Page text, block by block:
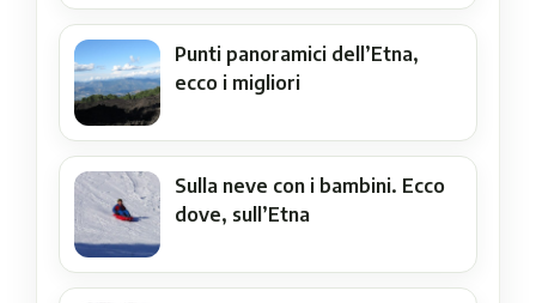
Punti panoramici dell’Etna,
ecco i migliori
Sulla neve con i bambini. Ecco
dove, sull’Etna